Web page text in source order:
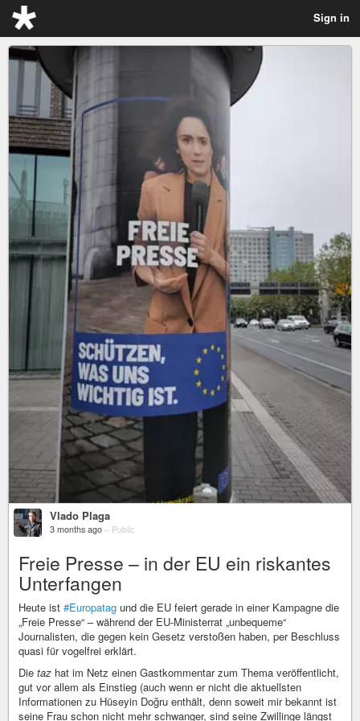
Sign in
Vlado Plaga
3 months ago – Public
Freie Presse – in der EU ein riskantes
Unterfangen
Heute ist #Europatag und die EU feiert gerade in einer Kampagne die
„Freie Presse“ – während der EU-Ministerrat „unbequeme“
Journalisten, die gegen kein Gesetz verstoßen haben, per Beschluss
quasi für vogelfrei erklärt.
Die taz hat im Netz einen Gastkommentar zum Thema veröffentlicht,
gut vor allem als Einstieg (auch wenn er nicht die aktuellsten
Informationen zu Hüseyin Doğru enthält, denn soweit mir bekannt ist
seine Frau schon nicht mehr schwanger, sind seine Zwillinge längst